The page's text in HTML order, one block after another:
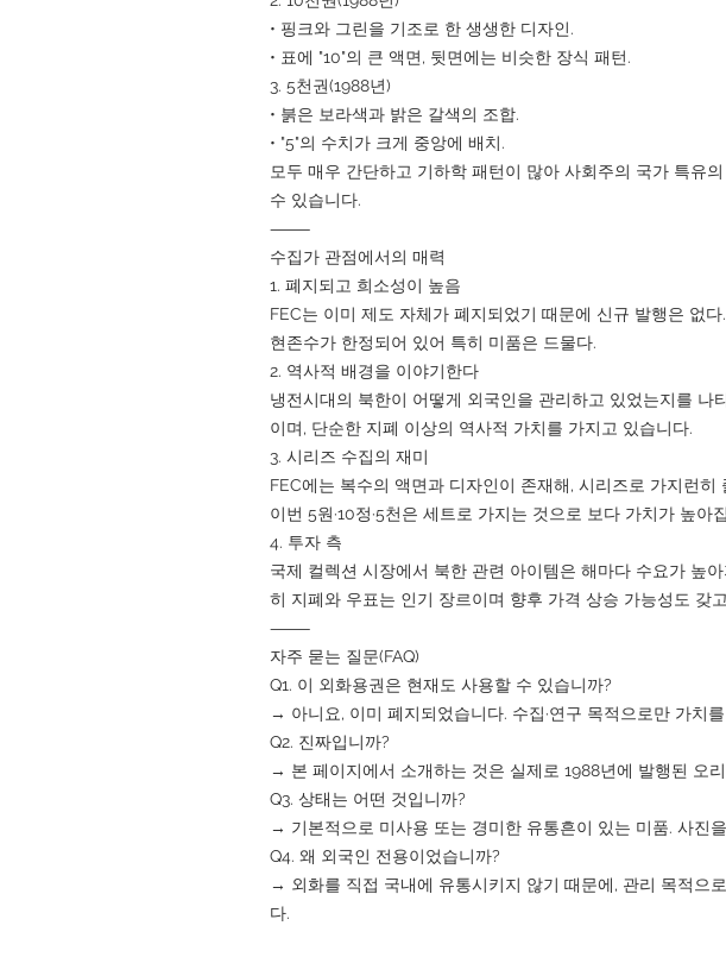
• 핑크와 그린을 기조로 한 생생한 디자인.
• 표에 "10"의 큰 액면, 뒷면에는 비슷한 장식 패턴.
3. 5천권(1988년)
• 붉은 보라색과 밝은 갈색의 조합.
• "5"의 수치가 크게 중앙에 배치.
모두 매우 간단하고 기하학 패턴이 많아 사회주의 국가 특유
수 있습니다.
⸻
수집가 관점에서의 매력
1. 폐지되고 희소성이 높음
FEC는 이미 제도 자체가 폐지되었기 때문에 신규 발행은 없
현존수가 한정되어 있어 특히 미품은 드물다.
2. 역사적 배경을 이야기한다
냉전시대의 북한이 어떻게 외국인을 관리하고 있었는지를 나
이며, 단순한 지폐 이상의 역사적 가치를 가지고 있습니다.
3. 시리즈 수집의 재미
FEC에는 복수의 액면과 디자인이 존재해, 시리즈로 가지런히
이번 5원·10정·5천은 세트로 가지는 것으로 보다 가치가 높아
4. 투자 측
국제 컬렉션 시장에서 북한 관련 아이템은 해마다 수요가 높
히 지폐와 우표는 인기 장르이며 향후 가격 상승 가능성도 갖
⸻
자주 묻는 질문(FAQ)
Q1. 이 외화용권은 현재도 사용할 수 있습니까?
→ 아니요, 이미 폐지되었습니다. 수집·연구 목적으로만 가치
Q2. 진짜입니까?
→ 본 페이지에서 소개하는 것은 실제로 1988년에 발행된 오
Q3. 상태는 어떤 것입니까?
→ 기본적으로 미사용 또는 경미한 유통흔이 있는 미품. 사진
Q4. 왜 외국인 전용이었습니까?
→ 외화를 직접 국내에 유통시키지 않기 때문에, 관리 목적으
다.